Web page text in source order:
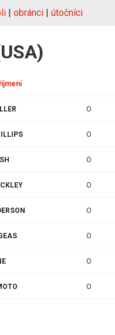
| obránci | útočníci
O
O
O
O
O
O
O
O